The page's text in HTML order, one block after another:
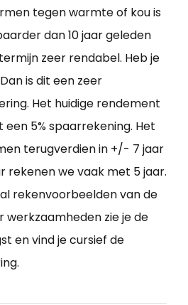
tegen warmte of kou is
dan 10 jaar geleden
zeer rendabel. Heb je
is dit een zeer
Het huidige rendement
5% spaarrekening. Het
terugverdien in +/- 7 jaar
rekenen we vaak met 5 jaar.
rekenvoorbeelden van de
werkzaamheden zie je de
en vind je cursief de